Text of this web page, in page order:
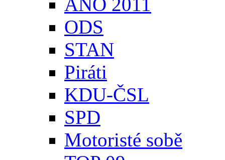
ANO 2011
ODS
STAN
Piráti
KDU-ČSL
SPD
Motoristé sobě